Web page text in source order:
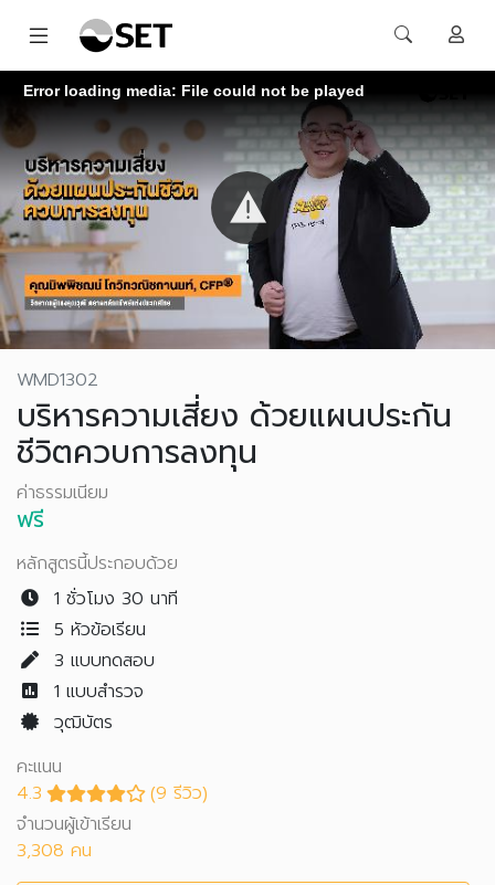
Error loading media: File could not be played
WMD1302
บริหารความเสี่ยง ด้วยแผนประกัน
ชีวิตควบการลงทุน
ค่าธรรมเนียม
ฟรี
หลักสูตรนี้ประกอบด้วย
1 ชั่วโมง 30 นาที
5 หัวข้อเรียน
3 แบบทดสอบ
1 แบบสำรวจ
วุฒิบัตร
คะแนน
4.3
(9 รีวิว)
จำนวนผู้เข้าเรียน
3,308 คน